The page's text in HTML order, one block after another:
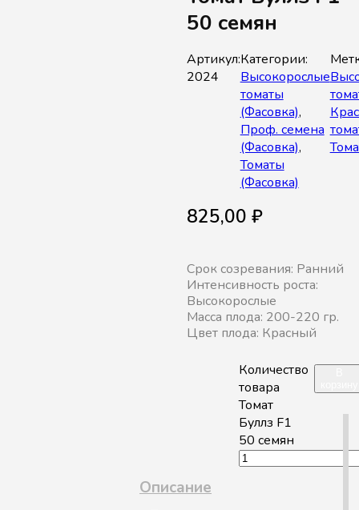
50 семян
825,00 ₽
Срок созревания: Ранний
Интенсивность роста:
Высокорослые
Масса плода: 200-220 гр.
Цвет плода: Красный
Количество
товара
Томат
Буллз F1
50 семян
Артикул:
2024
Категории:
Высокорослые
томаты
(Фасовка),
Проф. семена
(Фасовка),
Томаты
(Фасовка)
Описание